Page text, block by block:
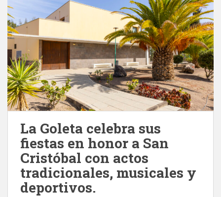
La Goleta celebra sus
fiestas en honor a San
Cristóbal con actos
tradicionales, musicales y
deportivos.